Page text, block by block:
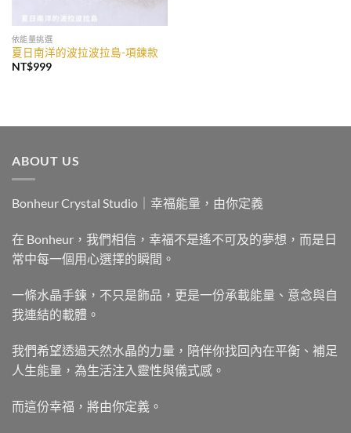
依能量挑選
夏日南洋的波拉波拉島-項鍊款
NT$999
ABOUT US
Bonheur Crystal Studio｜幸福能量，由你定義
在 Bonheur，我們相信，幸福不是遙不可及的夢想，而是日
常中每一個用心選擇的瞬間。
一條水晶手鍊，不只是飾品，更是一份承載能量、意念與自
我連結的載體。
我們希望透過天然水晶的力量，陪伴你找回內在平衡、補足
人生能量，為生活注入靈性與儀式感。
而這份幸福，將由你定義。